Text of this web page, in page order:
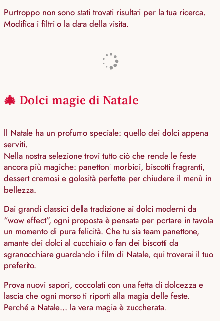
Purtroppo non sono stati trovati risultati per la tua ricerca.
Modifica i filtri o la data della visita.
🎄 Dolci magie di Natale
ll Natale ha un profumo speciale: quello dei dolci appena
serviti.
Nella nostra selezione trovi tutto ciò che rende le feste
ancora più magiche: panettoni morbidi, biscotti fragranti,
dessert cremosi e golosità perfette per chiudere il menù in
bellezza.
Dai grandi classici della tradizione ai dolci moderni da
“wow effect”, ogni proposta è pensata per portare in tavola
un momento di pura felicità. Che tu sia team panettone,
amante dei dolci al cucchiaio o fan dei biscotti da
sgranocchiare guardando i film di Natale, qui troverai il tuo
preferito.
Prova nuovi sapori, coccolati con una fetta di dolcezza e
lascia che ogni morso ti riporti alla magia delle feste.
Perché a Natale… la vera magia è zuccherata.